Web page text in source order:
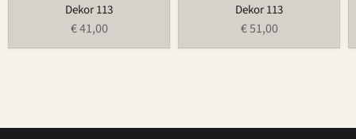
Dekor 113
€ 41,00
Dekor 113
€ 51,00